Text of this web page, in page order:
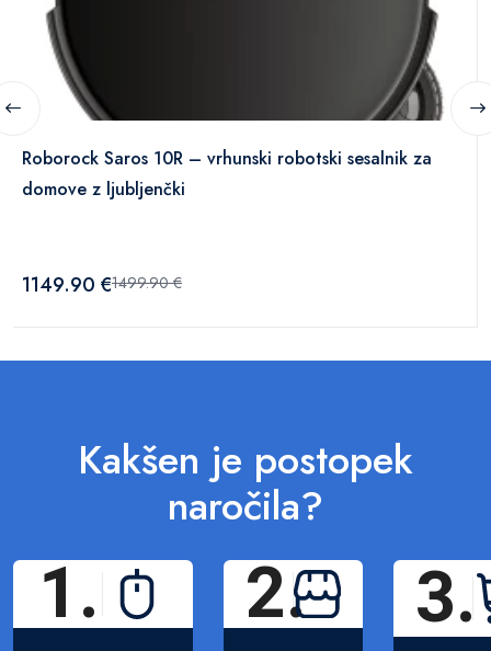
Roborock Saros 10R – vrhunski robotski sesalnik za
domove z ljubljenčki
1149.90 €1499.90 €
Kakšen je postopek
naročila?
1. 2. 3.